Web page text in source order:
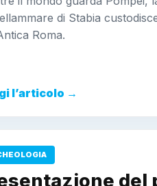
di Stabia
Roma.
l’articolo →
del